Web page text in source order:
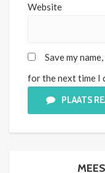
Website
Save my
for the next time I
PLAATS